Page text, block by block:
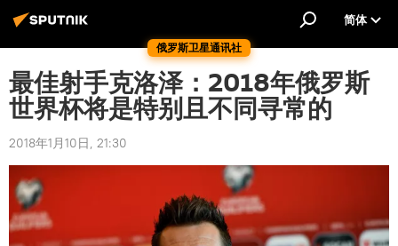
俄罗斯卫星通讯社
简体
最佳射手克洛泽：2018年俄罗斯
世界杯将是特别且不同寻常的
2018年1月10日, 21:30